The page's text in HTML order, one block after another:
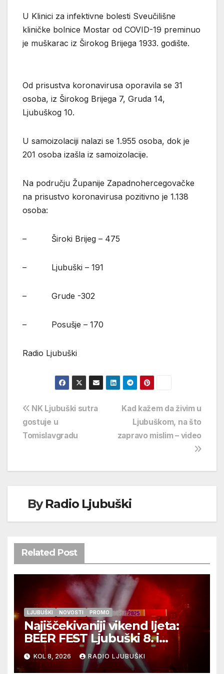
U Klinici za infektivne bolesti Sveučilišne
kliničke bolnice Mostar od COVID-19 preminuo
je muškarac iz Širokog Brijega 1933. godište.
Od prisustva koronavirusa oporavila se 31
osoba, iz Širokog Brijega 7, Gruda 14,
Ljubuškog 10.
U samoizolaciji nalazi se 1.955 osoba, dok je
201 osoba izašla iz samoizolacije.
Na području Županije Zapadnohercegovačke
na prisustvo koronavirusa pozitivno je 1.138
osoba:
– Široki Brijeg – 475
– Ljubuški – 191
– Grude -302
– Posušje – 170
Radio Ljubuški
Navigacija
objava
Kad kažem da živim u
Ljubuškom, na što
zapravo mislim – video
NK Ljubuški sutra
gostuje u
Tomislavgradu
ByRadio Ljubuški
Related Post
LJUBUŠKI NOVOSTI PROMO
Najiščekivaniji vikend ljeta:
BEER FEST Ljubuški 8. i
9.kolovoza
KOL 8, 2026 RADIO LJUBUŠKI